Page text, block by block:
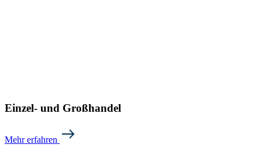
Einzel- und Großhandel
Mehr erfahren